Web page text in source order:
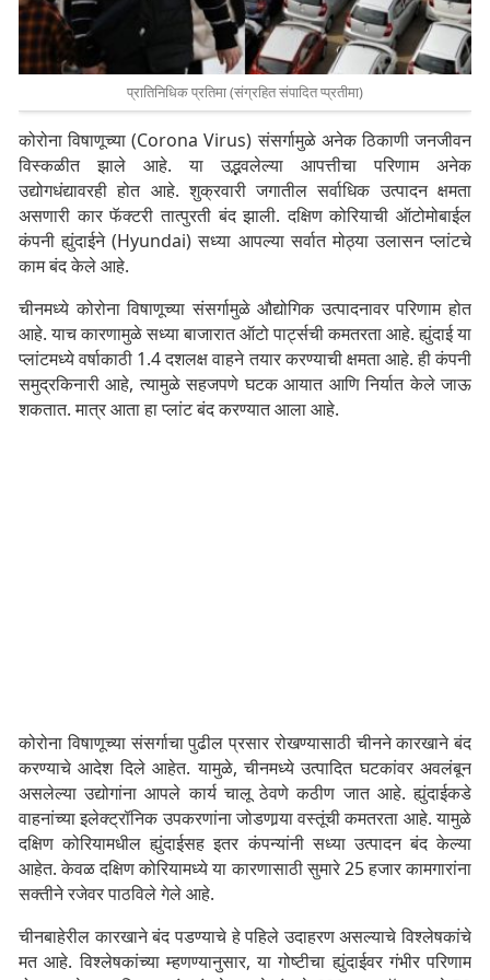
प्रातिनिधिक प्रतिमा (संग्रहित संपादित प्प्रतीमा)
कोरोना विषाणूच्या (Corona Virus) संसर्गामुळे अनेक ठिकाणी जनजीवन
विस्कळीत झाले आहे. या उद्भवलेल्या आपत्तीचा परिणाम अनेक
उद्योगधंद्यावरही होत आहे. शुक्रवारी जगातील सर्वाधिक उत्पादन क्षमता
असणारी कार फॅक्टरी तात्पुरती बंद झाली. दक्षिण कोरियाची ऑटोमोबाईल
कंपनी ह्युंदाईने (Hyundai) सध्या आपल्या सर्वात मोठ्या उलासन प्लांटचे
काम बंद केले आहे.
चीनमध्ये कोरोना विषाणूच्या संसर्गामुळे औद्योगिक उत्पादनावर परिणाम होत
आहे. याच कारणामुळे सध्या बाजारात ऑटो पार्ट्सची कमतरता आहे. ह्युंदाई या
प्लांटमध्ये वर्षाकाठी 1.4 दशलक्ष वाहने तयार करण्याची क्षमता आहे. ही कंपनी
समुद्रकिनारी आहे, त्यामुळे सहजपणे घटक आयात आणि निर्यात केले जाऊ
शकतात. मात्र आता हा प्लांट बंद करण्यात आला आहे.
कोरोना विषाणूच्या संसर्गाचा पुढील प्रसार रोखण्यासाठी चीनने कारखाने बंद
करण्याचे आदेश दिले आहेत. यामुळे, चीनमध्ये उत्पादित घटकांवर अवलंबून
असलेल्या उद्योगांना आपले कार्य चालू ठेवणे कठीण जात आहे. ह्युंदाईकडे
वाहनांच्या इलेक्ट्रॉनिक उपकरणांना जोडणार्‍या वस्तूंची कमतरता आहे. यामुळे
दक्षिण कोरियामधील ह्युंदाईसह इतर कंपन्यांनी सध्या उत्पादन बंद केल्या
आहेत. केवळ दक्षिण कोरियामध्ये या कारणासाठी सुमारे 25 हजार कामगारांना
सक्तीने रजेवर पाठविले गेले आहे.
चीनबाहेरील कारखाने बंद पडण्याचे हे पहिले उदाहरण असल्याचे विश्लेषकांचे
मत आहे. विश्लेषकांच्या म्हणण्यानुसार, या गोष्टीचा ह्युंदाईवर गंभीर परिणाम